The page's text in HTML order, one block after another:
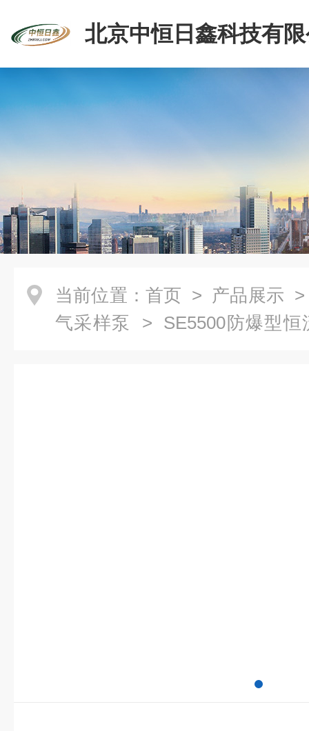
北京中恒日鑫科技有
当前位置： 首页 > 产品展示
气采样泵 > SE5500防爆型恒